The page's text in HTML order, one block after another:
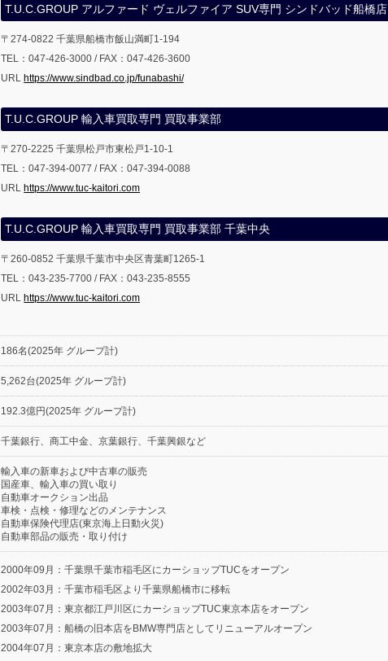
T.U.C.GROUP アルファード ヴェルファイア SUV専門 シンドバッド船橋店
〒274-0822 千葉県船橋市飯山満町1-194
TEL：047-426-3000 / FAX：047-426-3600
URL https://www.sindbad.co.jp/funabashi/
T.U.C.GROUP 輸入車買取専門 買取事業部
〒270-2225 千葉県松戸市東松戸1-10-1
TEL：047-394-0077 / FAX：047-394-0088
URL https://www.tuc-kaitori.com
T.U.C.GROUP 輸入車買取専門 買取事業部 千葉中央
〒260-0852 千葉県千葉市中央区青葉町1265-1
TEL：043-235-7700 / FAX：043-235-8555
URL https://www.tuc-kaitori.com
186名(2025年 グループ計)
5,262台(2025年 グループ計)
192.3億円(2025年 グループ計)
千葉銀行、商工中金、京葉銀行、千葉興銀など
輸入車の新車および中古車の販売
国産車、輸入車の買い取り
自動車オークション出品
車検・点検・修理などのメンテナンス
自動車保険代理店(東京海上日動火災)
自動車部品の販売・取り付け
2000年09月：千葉県千葉市稲毛区にカーショップTUCをオープン
2002年03月：千葉市稲毛区より千葉県船橋市に移転
2003年07月：東京都江戸川区にカーショップTUC東京本店をオープン
2003年07月：船橋の旧本店をBMW専門店としてリニューアルオープン
2004年07月：東京本店の敷地拡大